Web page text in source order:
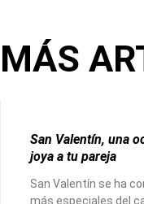
MÁS
San Valentín, una
joya a tu pareja
San Valentín se ha
más especiales del